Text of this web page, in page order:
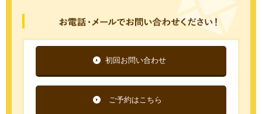
初回お問い合わせ
ご予約はこちら